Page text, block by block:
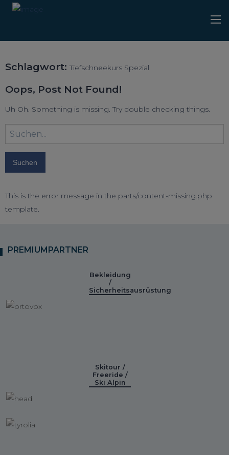
Schlagwort:Tiefschneekurs Spezial
Oops, Post Not Found!
Uh Oh. Something is missing. Try double checking things.
Suchbegriff
eingeben:
This is the error message in the parts/content-missing.php
template.
PREMIUMPARTNER
Bekleidung
/
Sicherheitsausrüstung
Skitour /
Freeride /
Ski Alpin